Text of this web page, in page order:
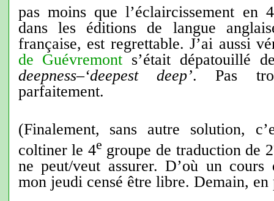
pas moins que l’éclaircissement en 4
dans les éditions de langue
française, est regrettable. J’ai aussi
de Guévremont s’était dépatouillé
deepness–‘deepest deep’. Pas
parfaitement.
(Finalement, sans autre solution,
coltiner le 4e groupe de traduction de 2
ne peut/veut assurer. D’où un cours
mon jeudi censé être libre. Demain,